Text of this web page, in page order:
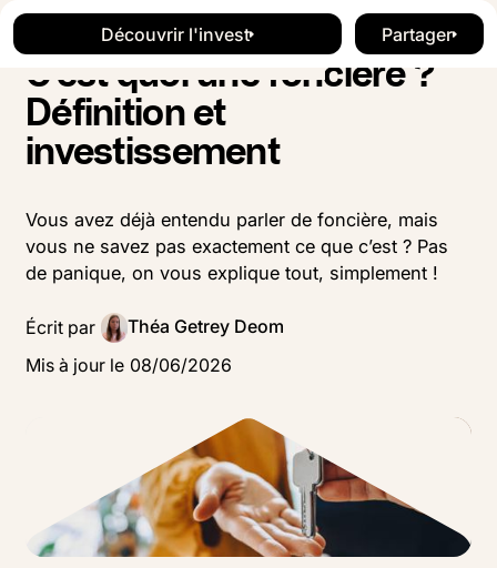
Button Text
Découvrir l'invest
Blog Investissement
C’est quoi une foncière ?
Définition et
investissement
Vous avez déjà entendu parler de foncière, mais
vous ne savez pas exactement ce que c’est ? Pas
de panique, on vous explique tout, simplement !
Écrit par
Théa Getrey Deom
Mis à jour le 08/06/2026
Button Text
Découvrir l'invest Button
Partager